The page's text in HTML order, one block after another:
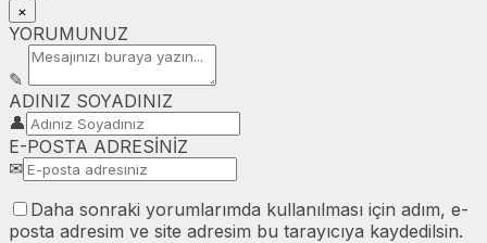
×
YORUMUNUZ
✎
ADINIZ SOYADINIZ
👤
E-POSTA ADRESİNİZ
✉
Daha sonraki yorumlarımda kullanılması için adım, e-
posta adresim ve site adresim bu tarayıcıya kaydedilsin.